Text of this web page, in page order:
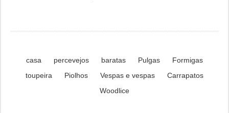
casa percevejos baratas Pulgas
Formigas
toupeira
Piolhos Vespas e vespas
Carrapatos
Woodlice